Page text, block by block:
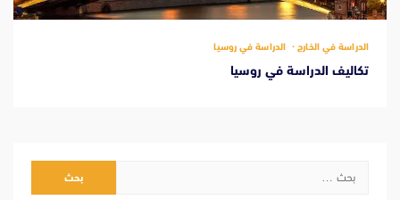
الدراسة في الخارج الدراسة في روسيا
تكاليف الدراسة في روسيا
البحث